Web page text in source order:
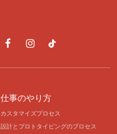
仕事のやり方
カスタマイズプロセス
設計とプロトタイピングのプロセス